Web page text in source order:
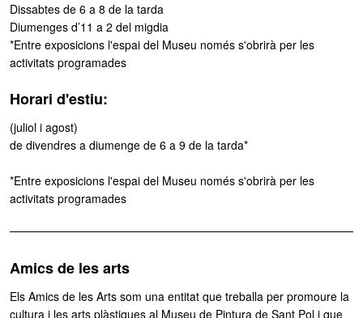
Dissabtes de 6 a 8 de la tarda
Diumenges d’11 a 2 del migdia
*Entre exposicions l'espai del Museu només s'obrirà per les
activitats programades
Horari d'estiu:
(juliol i agost)
de divendres a diumenge de 6 a 9 de la tarda*
*Entre exposicions l'espai del Museu només s'obrirà per les
activitats programades
Amics de les arts
Els Amics de les Arts som una entitat que treballa per promoure la
cultura i les arts plàstiques al Museu de Pintura de Sant Pol i que